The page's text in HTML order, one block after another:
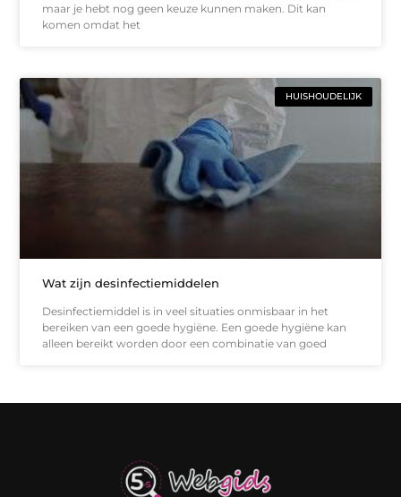
maar je hebt nog geen keuze kunnen maken. Dit kan
komen omdat het
HUISHOUDELIJK
Wat zijn desinfectiemiddelen
Desinfectiemiddel is in veel situaties onmisbaar in het
bereiken van een goede hygiëne. Een goede hygiëne kan
alleen bereikt worden door een combinatie van goed